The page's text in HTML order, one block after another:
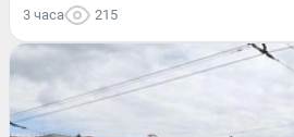
3 часа 215